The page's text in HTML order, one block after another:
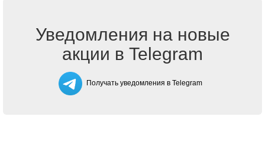
Уведомления на новые
акции в Telegram
Получать уведомления в Telegram